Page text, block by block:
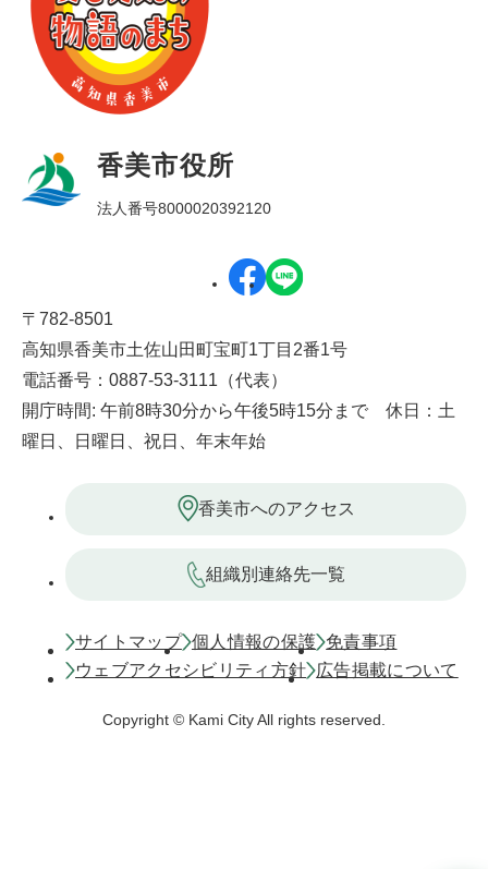
香美市役所
法人番号8000020392120
〒782-8501
高知県香美市土佐山田町宝町1丁目2番1号
電話番号：0887-53-3111（代表）
開庁時間: 午前8時30分から午後5時15分まで 休日：土
曜日、日曜日、祝日、年末年始
香美市へのアクセス
組織別連絡先一覧
サイトマップ 個人情報の保護 免責事項
ウェブアクセシビリティ方針
広告掲載について
Copyright © Kami City All rights reserved.